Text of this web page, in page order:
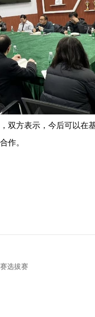
双方表示，今后可以在
作。
选拔赛